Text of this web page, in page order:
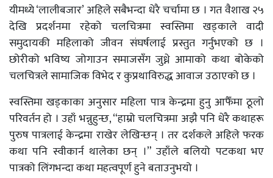
यीमध्ये ‘लालीबजार’ अहिले सबैभन्दा धेरै चर्चामा छ । गत वैशाख २५
देखि प्रदर्शनमा रहेको चलचित्रमा स्वस्तिमा खड्काले वादी
समुदायकी महिलाको जीवन संघर्षलाई प्रस्तुत गर्नुभएको छ ।
छोरीको भविष्य जोगाउन समाजसँग जुध्ने आमाको कथा बोकेको
चलचित्रले सामाजिक विभेद र कुप्रथाविरुद्ध आवाज उठाएको छ ।
स्वस्तिमा खड्काका अनुसार महिला पात्र केन्द्रमा हुनु आफैँमा ठूलो
परिवर्तन हो । उहाँ भन्नुहुन्छ, “हाम्रो चलचित्रमा अझै पनि धेरै कथाहरू
पुरुष पात्रलाई केन्द्रमा राखेर लेखिन्छन् । तर दर्शकले अहिले फरक
कथा पनि स्वीकार्न थालेका छन् ।” उहाँले बलियो पटकथा भए
पात्रको लिंगभन्दा कथा महत्वपूर्ण हुने बताउनुभयो ।